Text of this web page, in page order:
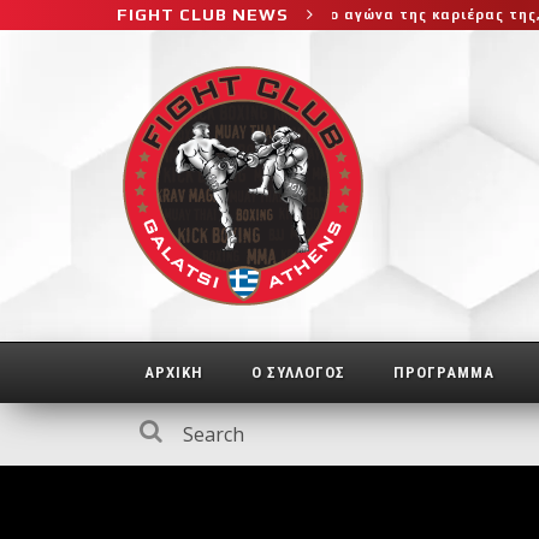
FIGHT CLUB NEWS
μεγαλύτερο και πιο δύσκολο αγώνα της καριέρας της,
ΑΡΧΙΚΗ Ο ΣΥΛΛΟΓΟΣ ΠΡΟΓΡΑΜΜΑ